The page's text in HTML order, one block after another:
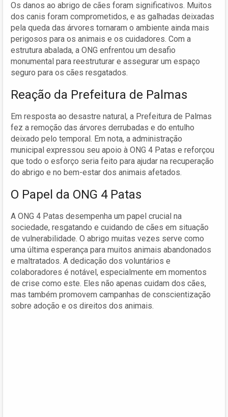
Os danos ao abrigo de cães foram significativos. Muitos
dos canis foram comprometidos, e as galhadas deixadas
pela queda das árvores tornaram o ambiente ainda mais
perigosos para os animais e os cuidadores. Com a
estrutura abalada, a ONG enfrentou um desafio
monumental para reestruturar e assegurar um espaço
seguro para os cães resgatados.
Reação da Prefeitura de Palmas
Em resposta ao desastre natural, a Prefeitura de Palmas
fez a remoção das árvores derrubadas e do entulho
deixado pelo temporal. Em nota, a administração
municipal expressou seu apoio à ONG 4 Patas e reforçou
que todo o esforço seria feito para ajudar na recuperação
do abrigo e no bem-estar dos animais afetados.
O Papel da ONG 4 Patas
A ONG 4 Patas desempenha um papel crucial na
sociedade, resgatando e cuidando de cães em situação
de vulnerabilidade. O abrigo muitas vezes serve como
uma última esperança para muitos animais abandonados
e maltratados. A dedicação dos voluntários e
colaboradores é notável, especialmente em momentos
de crise como este. Eles não apenas cuidam dos cães,
mas também promovem campanhas de conscientização
sobre adoção e os direitos dos animais.